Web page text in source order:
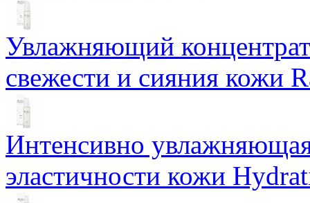
Увлажняющий
свежести и сияния кожи
Интенсивно
эластичности кожи